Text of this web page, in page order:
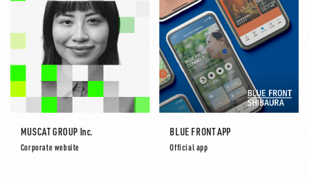
MUSCAT GROUP Inc.
Corporate website
BLUE FRONT APP
Official app